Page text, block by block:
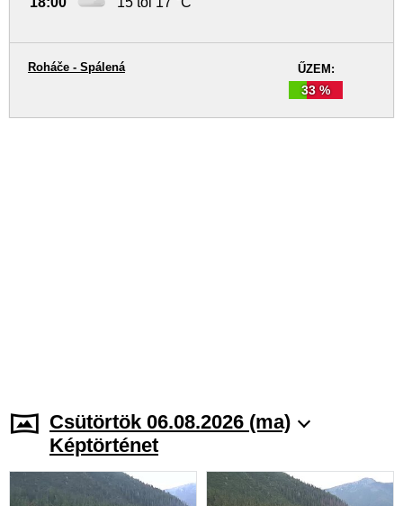
ŰZEM:
33 %
Roháče - Spálená
Csütörtök 06.08.2026 (ma)
Képtörténet